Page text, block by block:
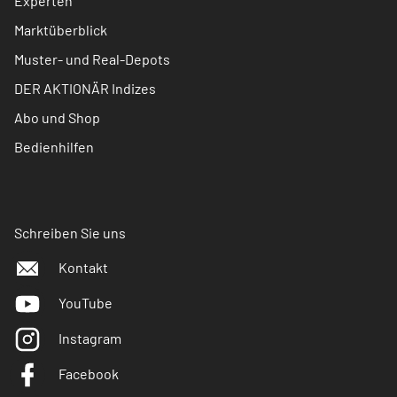
Marktüberblick
Muster- und Real-Depots
DER AKTIONÄR Indizes
Abo und Shop
Bedienhilfen
Schreiben Sie uns
Kontakt
YouTube
Instagram
Facebook